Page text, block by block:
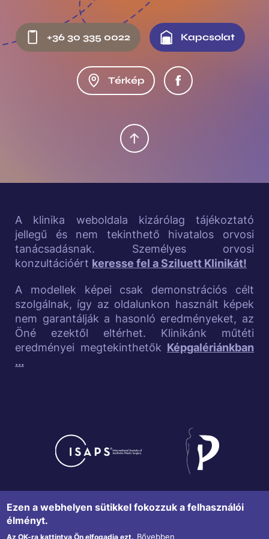
Így a páciens elégedettsége nem azonos a műtét
sikerességével, az elégedetlensége pedig a
sikertelenséggel.
F
o
d
d
l
e
l
i
n
+36 30 335 0022 Kapcsolat
Térkép
A klinika weboldala kizárólag tájékoztató
jellegű és nem tekinthető hivatalos orvosi
tanácsadásnak. Személyes orvosi
konzultációért keresse fel a Sziluett Klinikát!
A modellek képei csak demonstrációs célt
szolgálnak, így az oldalunkon használt képek
nem garantálják a hasonló eredményeket, az
Öné ezektől eltérhet. Klinikánk műtéti
eredményei megtekinthetők Képgalériánkban
...
Image
Copyright © 2015 Sziluett Klinika
F
o
Ezen a webhelyen sütikkel fokozzuk a felhasználói
élményt.
Az OK-ra kattintva Ön elfogadja ezt. Bővebben